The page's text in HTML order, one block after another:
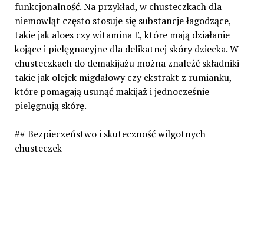
funkcjonalność. Na przykład, w chusteczkach dla
niemowląt często stosuje się substancje łagodzące,
takie jak aloes czy witamina E, które mają działanie
kojące i pielęgnacyjne dla delikatnej skóry dziecka. W
chusteczkach do demakijażu można znaleźć składniki
takie jak olejek migdałowy czy ekstrakt z rumianku,
które pomagają usunąć makijaż i jednocześnie
pielęgnują skórę.
## Bezpieczeństwo i skuteczność wilgotnych
chusteczek